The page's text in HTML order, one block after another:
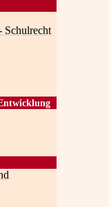
Schulrecht